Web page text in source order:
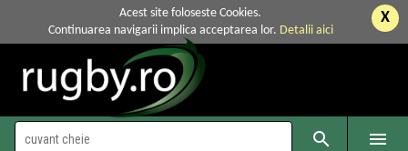
X
Acest site foloseste Cookies.
Continuarea navigarii implica acceptarea lor. Detalii aici
 